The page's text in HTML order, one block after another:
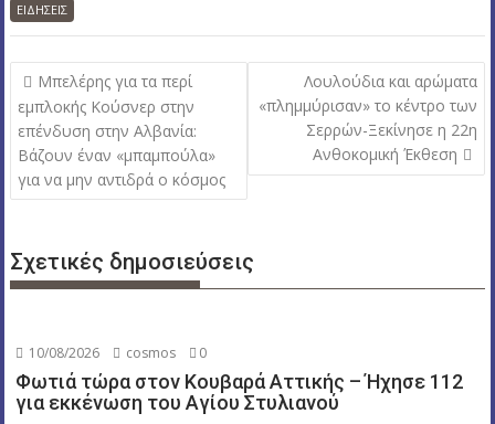
ΕΙΔΗΣΕΙΣ
Π
λ
ο
ή
γ
σ
η
θ
ρ
Μπελέρης για τα περί
εμπλοκής Κούσνερ στην
επένδυση στην Αλβανία:
Bάζουν έναν «μπαμπούλα»
για να μην αντιδρά ο κόσμος
Λουλούδια και αρώματα
«πλημμύρισαν» το κέντρο των
Σερρών-Ξεκίνησε η 22η
Ανθοκομική Έκθεση
Σχετικές δημοσιεύσεις
10/08/2026 cosmos 0
Φωτιά τώρα στον Κουβαρά Αττικής – Ήχησε 112
για εκκένωση του Αγίου Στυλιανού